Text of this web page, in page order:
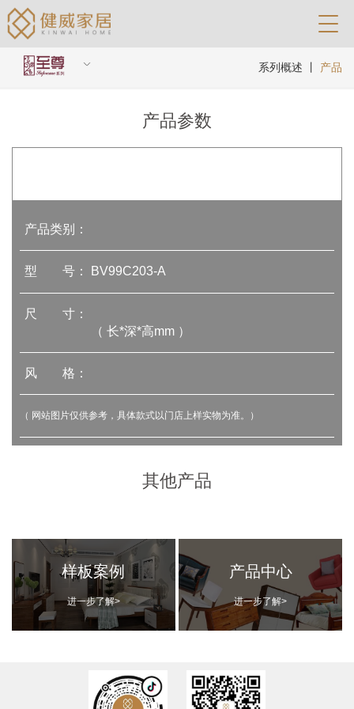
系列概述 产品
产品参数
产品类别：
型 号： BV99C203-A
尺 寸：
（ 长*深*高mm ）
风 格：
（ 网站图片仅供参考，具体款式以门店上样实物为准。）
其他产品
样板案例
进一步了解>
产品中心
进一步了解>